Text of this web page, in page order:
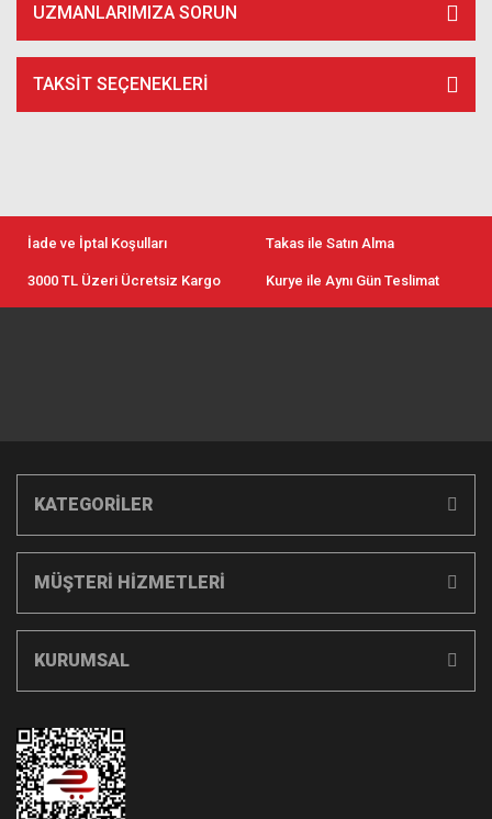
UZMANLARIMIZA SORUN
TAKSIT SEÇENEKLERI
İade ve İptal Koşulları Takas ile Satın Alma
3000 TL Üzeri Ücretsiz Kargo Kurye ile Aynı Gün Teslimat
KATEGORİLER
MÜŞTERİ HİZMETLERİ
KURUMSAL